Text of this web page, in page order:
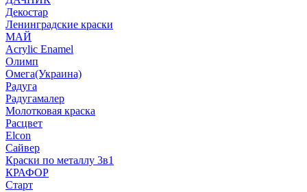
Декостар
Ленинградские краски
МАЙ
Acrylic Enamel
Олимп
Омега(Украина)
Радуга
Радугамалер
Молотковая краска
Расцвет
Elcon
Сайвер
Краски по металлу 3в1
КРАФОР
Старт